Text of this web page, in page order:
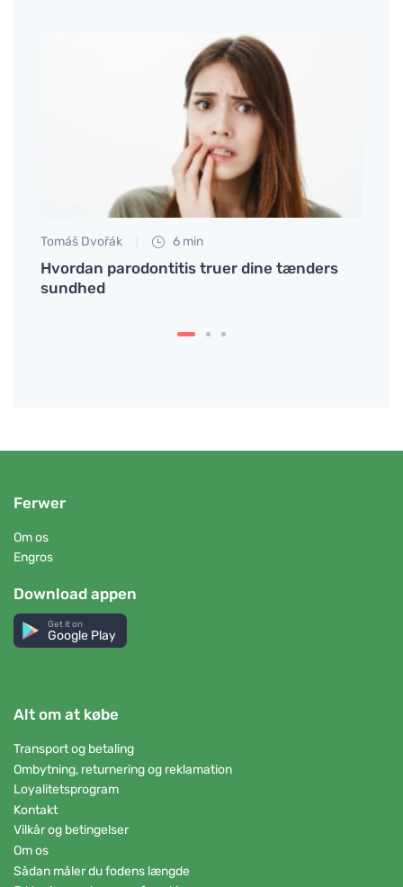
Tomáš Dvořák 6 min
Hvordan parodontitis truer dine tænders
sundhed
Ferwer
Om os
Engros
Download appen
Get it on
Google Play
Alt om at købe
Transport og betaling
Ombytning, returnering og reklamation
Loyalitetsprogram
Kontakt
Vilkår og betingelser
Om os
Sådan måler du fodens længde